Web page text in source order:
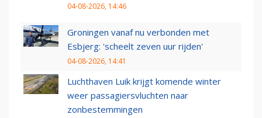
04-08-2026, 14:46
Groningen vanaf nu verbonden met
Esbjerg: 'scheelt zeven uur rijden'
04-08-2026, 14:41
Luchthaven Luik krijgt komende winter
weer passagiersvluchten naar
zonbestemmingen